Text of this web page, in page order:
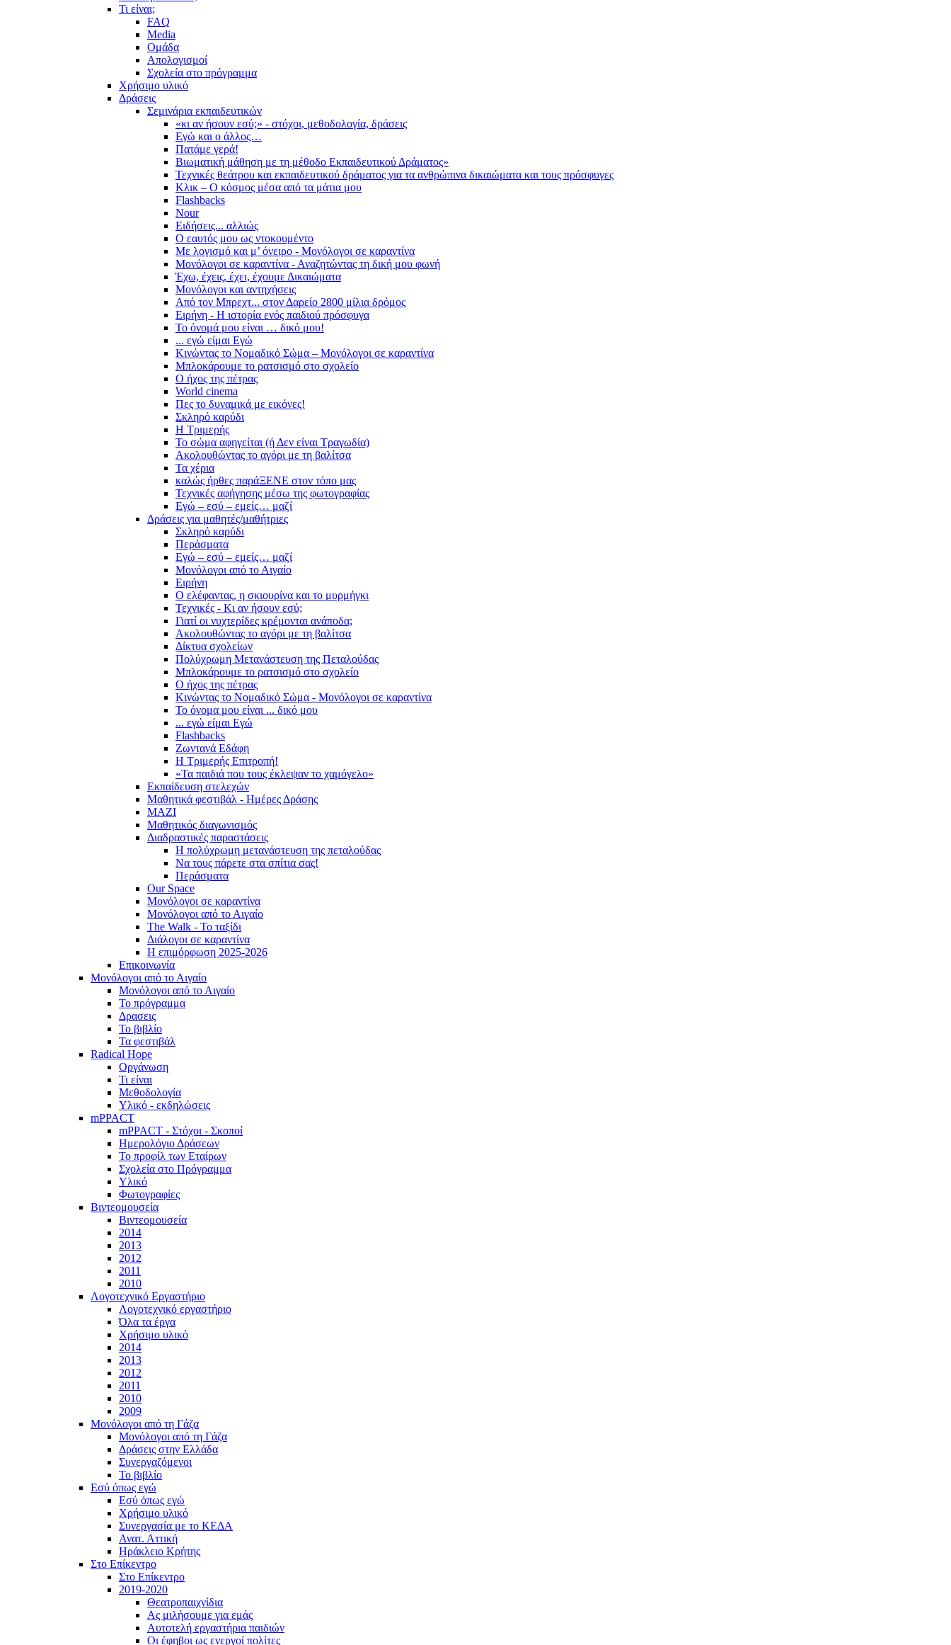
Τι είναι;
FAQ
Media
Ομάδα
Απολογισμοί
Σχολεία στο πρόγραμμα
Χρήσιμο υλικό
Δράσεις
Σεμινάρια εκπαιδευτικών
«κι αν ήσουν εσύ;» - στόχοι, μεθοδολογία, δράσεις
Εγώ και ο άλλος…
Πατάμε γερά!
Βιωματική μάθηση με τη μέθοδο Εκπαιδευτικού Δράματος»
Τεχνικές θεάτρου και εκπαιδευτικού δράματος για τα ανθρώπινα δικαιώματα και τους πρόσφυγες
Κλικ – Ο κόσμος μέσα από τα μάτια μου
Flashbacks
Nour
Ειδήσεις... αλλιώς
Ο εαυτός μου ως ντοκουμέντο
Με λογισμό και μ’ όνειρο - Μονόλογοι σε καραντίνα
Μονόλογοι σε καραντίνα - Αναζητώντας τη δική μου φωνή
Έχω, έχεις, έχει, έχουμε Δικαιώματα
Μονόλογοι και αντηχήσεις
Από τον Μπρεχτ... στον Δαρείο 2800 μίλια δρόμος
Ειρήνη - Η ιστορία ενός παιδιού πρόσφυγα
Το όνομά μου είναι … δικό μου!
... εγώ είμαι Εγώ
Κινώντας το Νομαδικό Σώμα – Μονόλογοι σε καραντίνα
Μπλοκάρουμε το ρατσισμό στο σχολείο
Ο ήχος της πέτρας
World cinema
Πες το δυναμικά με εικόνες!
Σκληρό καρύδι
Η Τριμερής
Το σώμα αφηγείται (ή Δεν είναι Τραγωδία)
Ακολουθώντας το αγόρι με τη βαλίτσα
Τα χέρια
καλώς ήρθες παράΞΕΝΕ στον τόπο μας
Τεχνικές αφήγησης μέσω της φωτογραφίας
Εγώ – εσύ – εμείς… μαζί
Δράσεις για μαθητές/μαθήτριες
Σκληρό καρύδι
Περάσματα
Εγώ – εσύ – εμείς… μαζί
Μονόλογοι από το Αιγαίο
Ειρήνη
Ο ελέφαντας, η σκιουρίνα και το μυρμήγκι
Τεχνικές - Κι αν ήσουν εσύ;
Γιατί οι νυχτερίδες κρέμονται ανάποδα;
Ακολουθώντας το αγόρι με τη βαλίτσα
Δίκτυα σχολείων
Πολύχρωμη Μετανάστευση της Πεταλούδας
Μπλοκάρουμε το ρατσισμό στο σχολείο
Ο ήχος της πέτρας
Κινώντας το Νομαδικό Σώμα - Μονόλογοι σε καραντίνα
Το όνομα μου είναι ... δικό μου
... εγώ είμαι Εγώ
Flashbacks
Ζωντανά Εδάφη
Η Τριμερής Επιτροπή!
«Τα παιδιά που τους έκλεψαν το χαμόγελο»
Εκπαίδευση στελεχών
Μαθητικά φεστιβάλ - Ημέρες Δράσης
ΜΑΖΙ
Μαθητικός διαγωνισμός
Διαδραστικές παραστάσεις
Η πολύχρωμη μετανάστευση της πεταλούδας
Να τους πάρετε στα σπίτια σας!
Περάσματα
Our Space
Μονόλογοι σε καραντίνα
Μονόλογοι από το Αιγαίο
The Walk - Το ταξίδι
Διάλογοι σε καραντίνα
Η επιμόρφωση 2025-2026
Επικοινωνία
Μονόλογοι από το Αιγαίο
Μονόλογοι από το Αιγαίο
Το πρόγραμμα
Δρασεις
Το βιβλίο
Τα φεστιβάλ
Radical Hope
Οργάνωση
Τι είναι
Μεθοδολογία
Υλικό - εκδηλώσεις
mPPACT
mPPACT - Στόχοι - Σκοποί
Ημερολόγιο Δράσεων
Το προφίλ των Εταίρων
Σχολεία στο Πρόγραμμα
Υλικό
Φωτογραφίες
Βιντεομουσεία
Βιντεομουσεία
2014
2013
2012
2011
2010
Λογοτεχνικό Εργαστήριο
Λογοτεχνικό εργαστήριο
Όλα τα έργα
Χρήσιμο υλικό
2014
2013
2012
2011
2010
2009
Μονόλογοι από τη Γάζα
Μονόλογοι από τη Γάζα
Δράσεις στην Ελλάδα
Συνεργαζόμενοι
To βιβλίο
Εσύ όπως εγώ
Εσύ όπως εγώ
Χρήσιμο υλικό
Συνεργασία με το ΚΕΔΑ
Ανατ. Αττική
Ηράκλειο Κρήτης
Στο Επίκεντρο
Στο Επίκεντρο
2019-2020
Θεατροπαιχνίδια
Ας μιλήσουμε για εμάς
Αυτοτελή εργαστήρια παιδιών
Οι έφηβοι ως ενεργοί πολίτες